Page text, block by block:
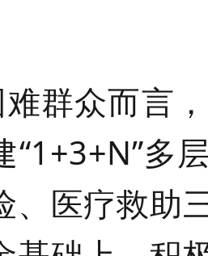
群众而言，
“1+3+N”多
、医疗救助